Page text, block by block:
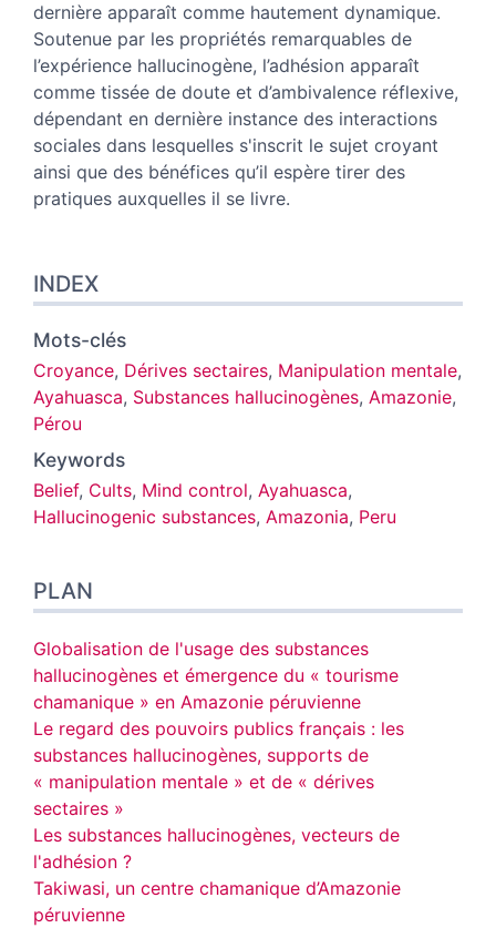
dernière apparaît comme hautement dynamique.
Soutenue par les propriétés remarquables de
l’expérience hallucinogène, l’adhésion apparaît
comme tissée de doute et d’ambivalence réflexive,
dépendant en dernière instance des interactions
sociales dans lesquelles s'inscrit le sujet croyant
ainsi que des bénéfices qu’il espère tirer des
pratiques auxquelles il se livre.
INDEX
Mots-clés
Croyance, Dérives sectaires, Manipulation mentale,
Ayahuasca, Substances hallucinogènes, Amazonie,
Pérou
Keywords
Belief, Cults, Mind control, Ayahuasca,
Hallucinogenic substances, Amazonia, Peru
PLAN
Globalisation de l'usage des substances
hallucinogènes et émergence du « tourisme
chamanique » en Amazonie péruvienne
Le regard des pouvoirs publics français : les
substances hallucinogènes, supports de
« manipulation mentale » et de « dérives
sectaires »
Les substances hallucinogènes, vecteurs de
l'adhésion ?
Takiwasi, un centre chamanique d’Amazonie
péruvienne